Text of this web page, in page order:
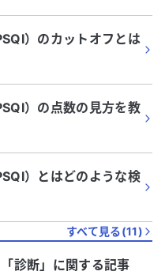
）のカットオフとは
）の点数の見方を教
）とはどのような検
すべて見る(11)
診断」に関する記事